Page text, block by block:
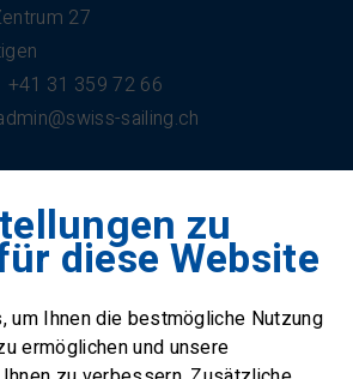
27
+41 31 359 72 66
sailing.ch
Team
51
sailing-
zu
diese Website
um Ihnen die bestmögliche Nutzung
ermöglichen und unsere